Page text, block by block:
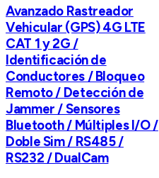
Avanzado Rastreador
Vehicular (GPS) 4G LTE
CAT 1 y 2G /
Identificación de
Conductores / Bloqueo
Remoto / Detección de
Jammer / Sensores
Bluetooth / Múltiples I/O /
Doble Sim / RS485 /
RS232 / DualCam